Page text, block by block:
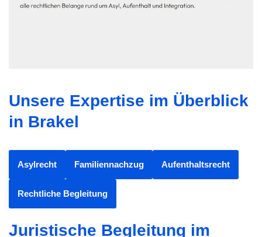
Unsere Expertise im Überblick
in Brakel
Asylrecht Familiennachzug Aufenthaltsrecht
Rechtliche Begleitung
Juristische Begleitung im